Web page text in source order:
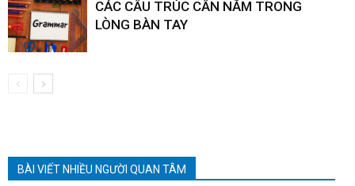
CÁC CẤU TRÚC CẦN NẮM TRONG
LÒNG BÀN TAY
BÀI VIẾT NHIỀU NGƯỜI QUAN TÂM